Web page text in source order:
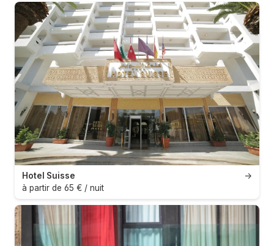
→
Hotel Suisse
à partir de 65 € / nuit